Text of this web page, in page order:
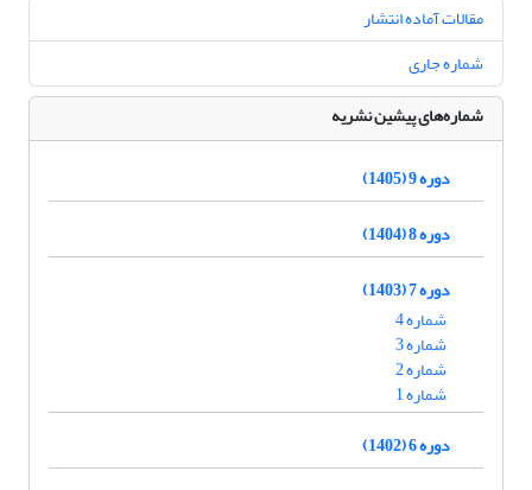
مقالات آماده انتشار
شماره جاری
شماره‌های پیشین نشریه
دوره 9 (1405)
دوره 8 (1404)
دوره 7 (1403)
شماره 4
شماره 3
شماره 2
شماره 1
دوره 6 (1402)